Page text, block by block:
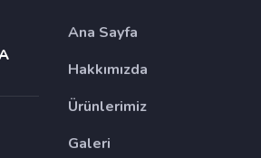
Ana Sayfa
Hakkımızda
Ürünlerimiz
Galeri